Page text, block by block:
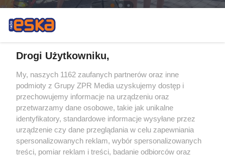
Drogi Użytkowniku,
My, naszych 1162 zaufanych partnerów oraz inne
podmioty z Grupy ZPR Media uzyskujemy dostęp i
przechowujemy informacje na urządzeniu oraz
przetwarzamy dane osobowe, takie jak unikalne
identyfikatory, standardowe informacje wysyłane przez
urządzenie czy dane przeglądania w celu zapewniania
spersonalizowanych reklam, wybór spersonalizowanych
treści, pomiar reklam i treści, badanie odbiorców oraz